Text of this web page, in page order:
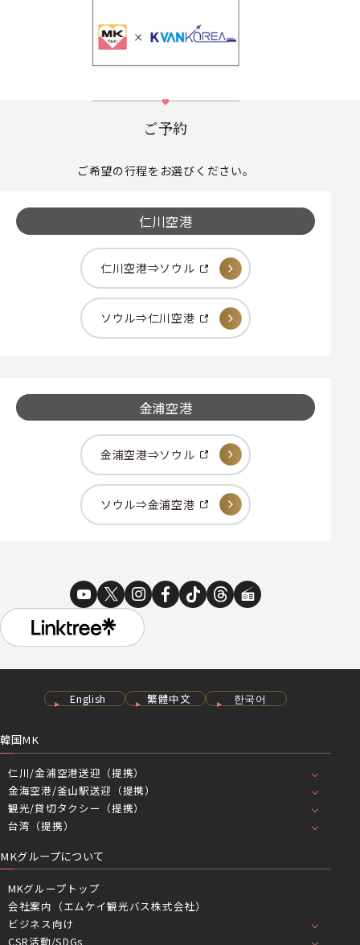
ご予約
ご希望の行程をお選びください。
仁川空港
仁川空港⇒ソウル
ソウル⇒仁川空港
金浦空港
金浦空港⇒ソウル
ソウル⇒金浦空港
English 繁體中文 한국어
韓国MK
仁川/金浦空港送迎（提携）
金海空港/釜山駅送迎（提携）
観光/貸切タクシー（提携）
台湾（提携）
MKグループについて
MKグループトップ
会社案内（エムケイ観光バス株式会社）
ビジネス向け
CSR活動/SDGs